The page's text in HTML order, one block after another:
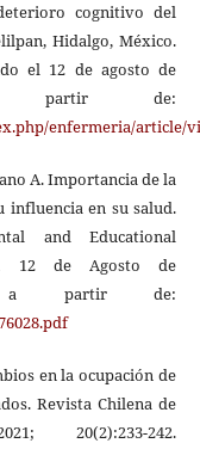
cognitivo del
Hidalgo, México.
el 12 de agosto de
a partir de:
enfermeria/article/
A. Importancia de la
influencia en su salud.
and Educational
12 de Agosto de
a partir de:
en la ocupación de
Revista Chilena de
20(2):233-242.